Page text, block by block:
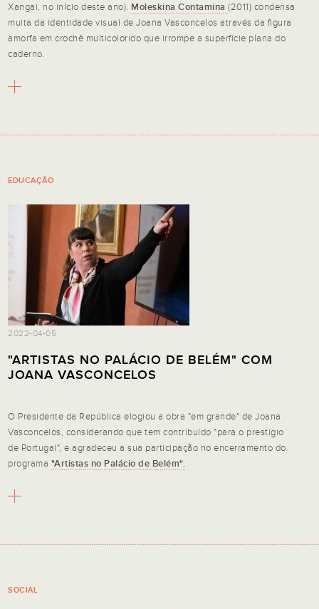
Xangai, no início deste ano). Moleskina Contamina(2011) condensa
muita da identidade visual de Joana Vasconcelos através da figura
amorfa em crochê multicolorido que irrompe a superfície plana do
caderno.
EDUCAÇÃO
2022-04-05
"ARTISTAS NO PALÁCIO DE BELÉM" COM
JOANA VASCONCELOS
O Presidente da República elogiou a obra "em grande" de Joana
Vasconcelos, considerando que tem contribuído "para o prestígio
de Portugal", e agradeceu a sua participação no encerramento do
programa "Artistas no Palácio de Belém".
SOCIAL